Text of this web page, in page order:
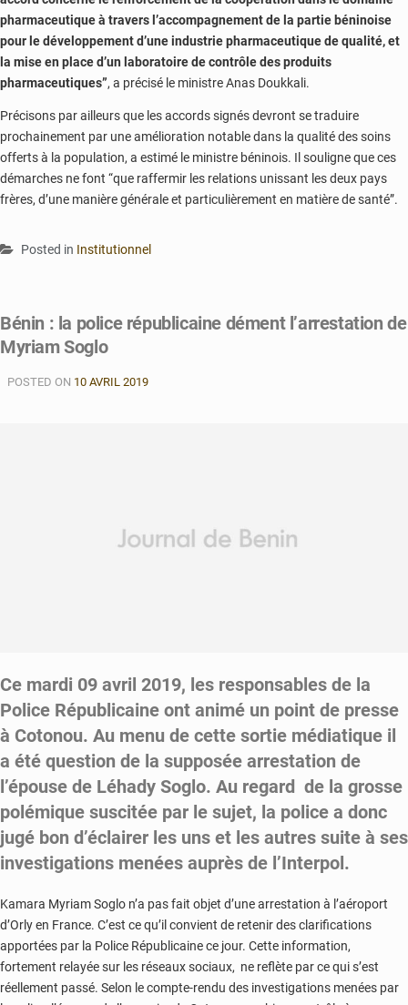
pharmaceutique à travers l’accompagnement de la partie béninoise
pour le développement d’une industrie pharmaceutique de qualité, et
la mise en place d’un laboratoire de contrôle des produits
pharmaceutiques”, a précisé le ministre Anas Doukkali.
Précisons par ailleurs que les accords signés devront se traduire
prochainement par une amélioration notable dans la qualité des soins
offerts à la population, a estimé le ministre béninois. Il souligne que ces
démarches ne font “que raffermir les relations unissant les deux pays
frères, d’une manière générale et particulièrement en matière de santé”.
Posted in Institutionnel
Bénin : la police républicaine dément l’arrestation de
Myriam Soglo
POSTED ON 10 AVRIL 2019
Ce mardi 09 avril 2019, les responsables de la
Police Républicaine ont animé un point de presse
à Cotonou. Au menu de cette sortie médiatique il
a été question de la supposée arrestation de
l’épouse de Léhady Soglo. Au regard de la grosse
polémique suscitée par le sujet, la police a donc
jugé bon d’éclairer les uns et les autres suite à ses
investigations menées auprès de l’Interpol.
Kamara Myriam Soglo n’a pas fait objet d’une arrestation à l’aéroport
d’Orly en France. C’est ce qu’il convient de retenir des clarifications
apportées par la Police Républicaine ce jour. Cette information,
fortement relayée sur les réseaux sociaux, ne reflète par ce qui s’est
réellement passé. Selon le compte-rendu des investigations menées par